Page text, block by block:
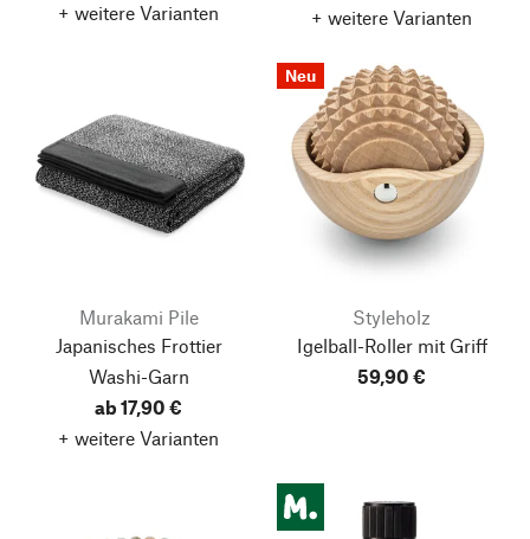
+ weitere Varianten
+ weitere Varianten
Murakami Pile
Japanisches Frottier
Washi-Garn
ab 17,90 €
+ weitere Varianten
Neu
Styleholz
Igelball-Roller mit Griff
59,90 €